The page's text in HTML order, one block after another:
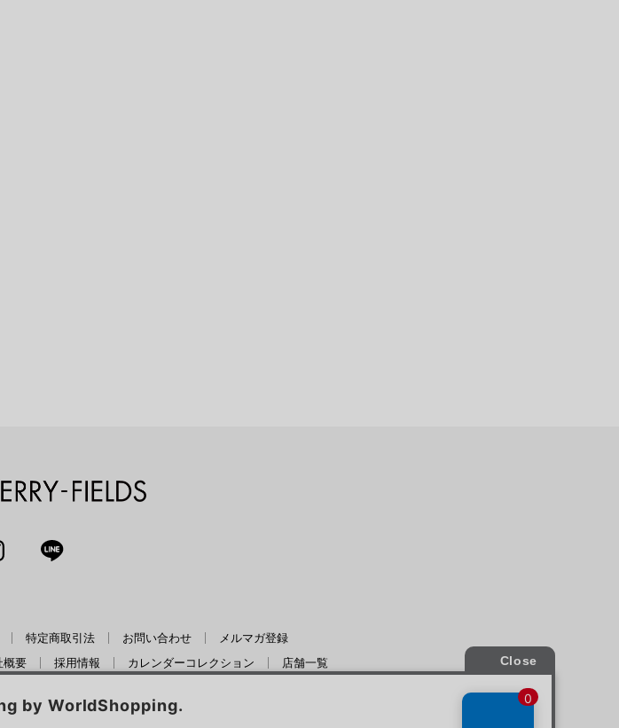
INSTAGRAM
特定商取引法 お問い合わせ
メルマガ登録
概要 採用情報 カレンダーコレクション 店舗一覧